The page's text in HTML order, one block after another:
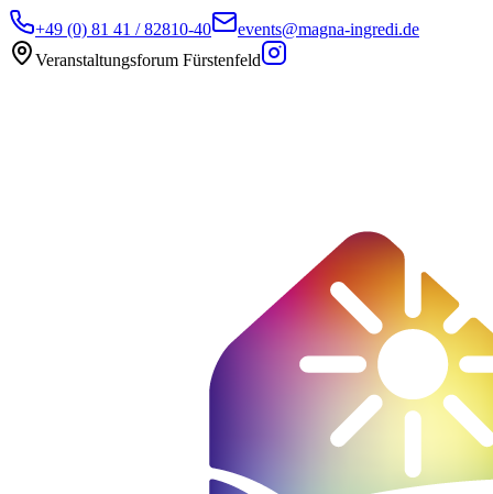
+49 (0) 81 41 / 82810-40
events@magna-ingredi.de
Veranstaltungsforum Fürstenfeld